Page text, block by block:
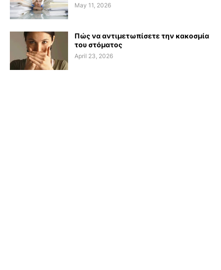
May 11, 2026
Πώς να αντιμετωπίσετε την κακοσμία
του στόματος
April 23, 2026